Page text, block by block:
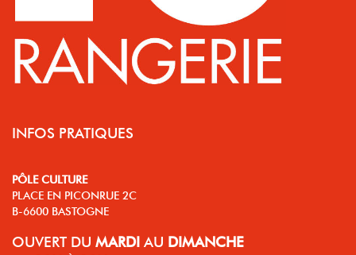
INFOS PRATIQUES
PÔLE CULTURE
PLACE EN PICONRUE 2C
B-6600 BASTOGNE
OUVERT DU MARDI AU DIMANCHE